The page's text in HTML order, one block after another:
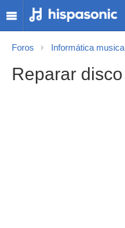
Foros Informática musical
Reparar disco